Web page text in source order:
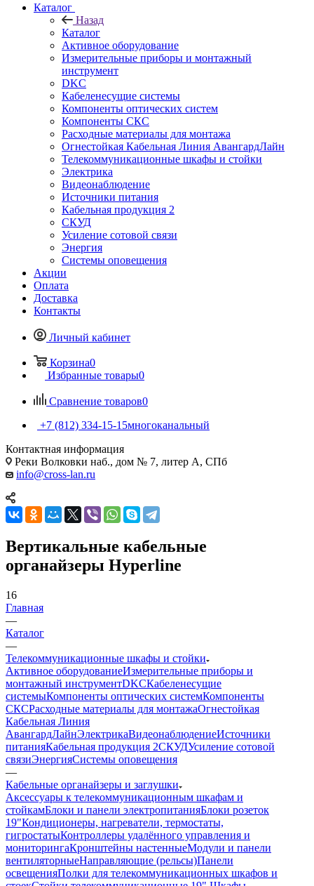
Каталог
Назад
Каталог
Активное оборудование
Измерительные приборы и монтажный
инструмент
DKC
Кабеленесущие системы
Компоненты оптических систем
Компоненты СКС
Расходные материалы для монтажа
Огнестойкая Кабельная Линия АвангардЛайн
Телекоммуникационные шкафы и стойки
Электрика
Видеонаблюдение
Источники питания
Кабельная продукция 2
СКУД
Усиление сотовой связи
Энергия
Системы оповещения
Акции
Оплата
Доставка
Контакты
Личный кабинет
Корзина0
Избранные товары0
Сравнение товаров0
+7 (812) 334-15-15многоканальный
Контактная информация
Реки Волковки наб., дом № 7, литер А, СПб
info@cross-lan.ru
Вертикальные кабельные
органайзеры Hyperline
16
Главная
—
Каталог
—
Телекоммуникационные шкафы и стойки
Активное оборудованиеИзмерительные приборы и
монтажный инструментDKCКабеленесущие
системыКомпоненты оптических системКомпоненты
СКСРасходные материалы для монтажаОгнестойкая
Кабельная Линия
АвангардЛайнЭлектрикаВидеонаблюдениеИсточники
питанияКабельная продукция 2СКУДУсиление сотовой
связиЭнергияСистемы оповещения
—
Кабельные органайзеры и заглушки
Аксессуары к телекоммуникационным шкафам и
стойкамБлоки и панели электропитанияБлоки розеток
19"Кондиционеры, нагреватели, термостаты,
гигростатыКонтроллеры удалённого управления и
мониторингаКронштейны настенныеМодули и панели
вентиляторныеНаправляющие (рельсы)Панели
освещенияПолки для телекоммуникационных шкафов и